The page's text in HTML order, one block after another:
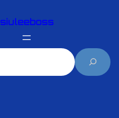
siuleeboss